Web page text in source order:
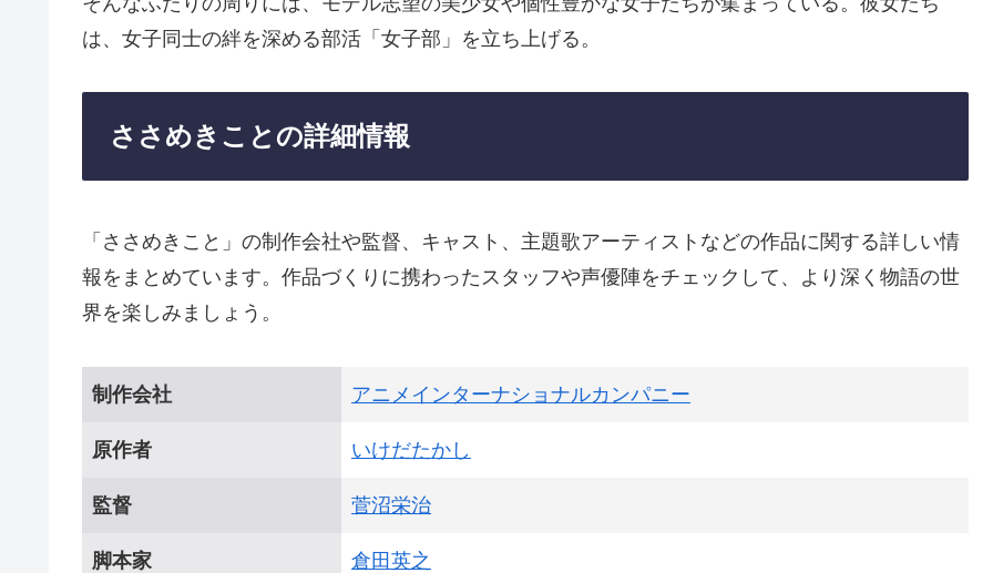
は、女子同士の絆を深める部活「女子部」を立ち上げる。
ささめきことの詳細情報
「ささめきこと」の制作会社や監督、キャスト、主題歌アーティストなどの作品に関する詳しい情
報をまとめています。作品づくりに携わったスタッフや声優陣をチェックして、より深く物語の世
界を楽しみましょう。
制作会社 アニメインターナショナルカンパニー
原作者 いけだたかし
監督 菅沼栄治
脚本家 倉田英之